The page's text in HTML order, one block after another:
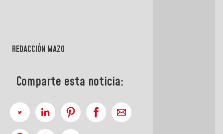
REDACCIÓN MAZO
Comparte esta noticia: